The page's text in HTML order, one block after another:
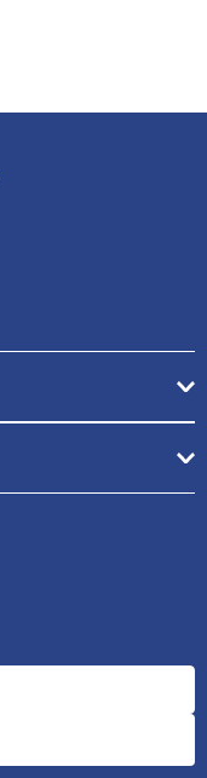
RED ROSE JACQUARD
GUITARRA ERNIE